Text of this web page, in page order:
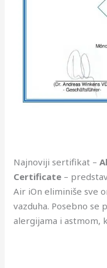
Najnoviji sertifikat –
Certificate –
Air iOn eliminiše sve
vazduha. Posebno se
alergijama i astmom,